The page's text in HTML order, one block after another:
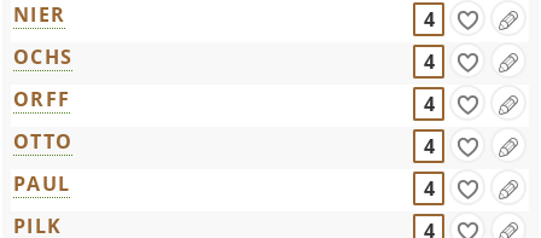
NIER
4
OCHS
4
ORFF
4
OTTO
4
PAUL
4
PILK
4